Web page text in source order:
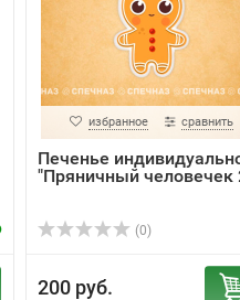
избранное сравнить
Печенье
"Пряничный человечек
(0)
200 руб.